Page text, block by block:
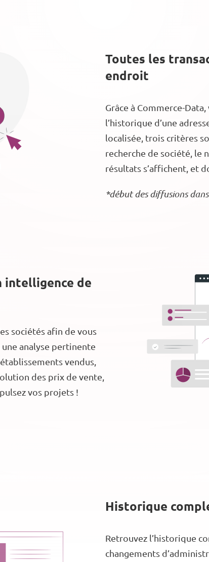
Toutes les
endroit
Grâce à Commerce-
l’historique d’une
localisée, trois critères
recherche de société, le
résultats s’affichent, et
*début des diffusions
intelligence de
sociétés afin de vous
analyse pertinente
vendus,
des prix de vente,
vos projets !
Historique
Retrouvez l’historique
changements